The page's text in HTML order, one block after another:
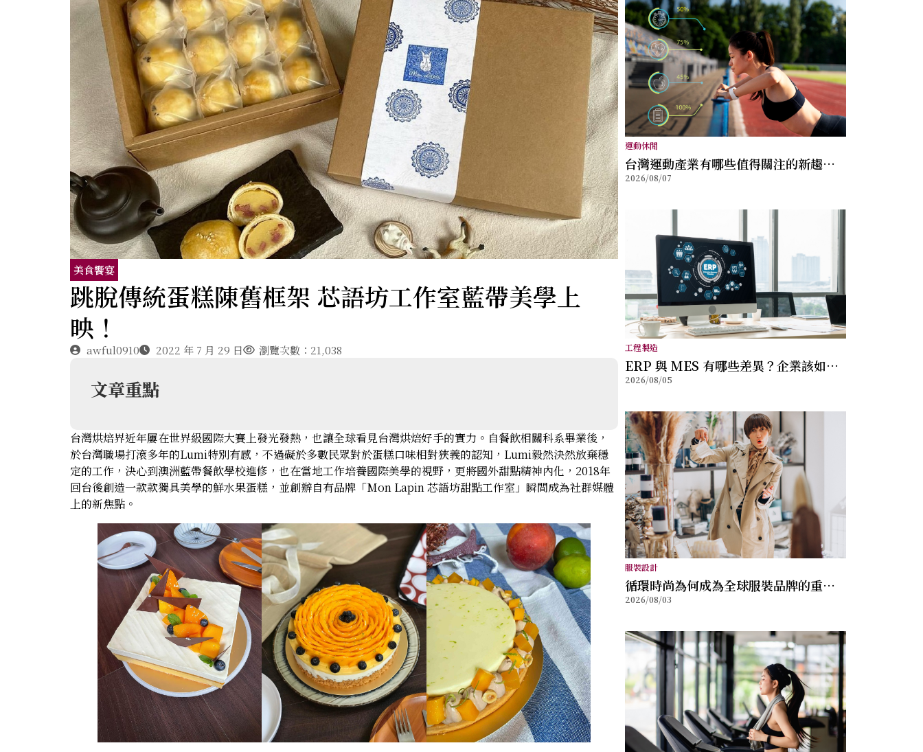
美食饗宴
跳脫傳統蛋糕陳舊框架 芯語坊工作室藍帶美學上
映！
awful0910 2022 年 7 月 29 日 瀏覽次數：21,038
文章重點
台灣烘焙界近年屢在世界級國際大賽上發光發熱，也讓全球看見台灣烘焙好手的實力。自餐飲相關科系畢業後，
於台灣職場打滾多年的Lumi特別有感，不過礙於多數民眾對於蛋糕口味相對狹義的認知，Lumi毅然決然放棄穩
定的工作，決心到澳洲藍帶餐飲學校進修，也在當地工作培養國際美學的視野，更將國外甜點精神內化，2018年
回台後創造一款款獨具美學的鮮水果蛋糕，並創辦自有品牌「Mon Lapin 芯語坊甜點工作室」瞬間成為社群媒體
上的新焦點。
運動休閒
台灣運動產業有哪些值得關注的新趨
勢？
2026/08/07
工程製造
ERP 與 MES 有哪些差異？企業該如何
選擇？
2026/08/05
服裝設計
循環時尚為何成為全球服裝品牌的重要
方向？
2026/08/03